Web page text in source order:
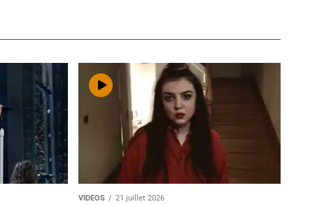
VIDEOS 21 juillet 2026